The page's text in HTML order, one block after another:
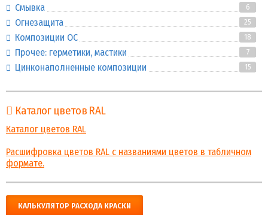
Смывка 6
Огнезащита 25
Композиции ОС 18
Прочее: герметики, мастики 7
Цинконаполненные композиции 15
Каталог цветов RAL
Каталог цветов RAL
Расшифровка цветов RAL с названиями цветов в табличном
формате.
КАЛЬКУЛЯТОР РАСХОДА КРАСКИ